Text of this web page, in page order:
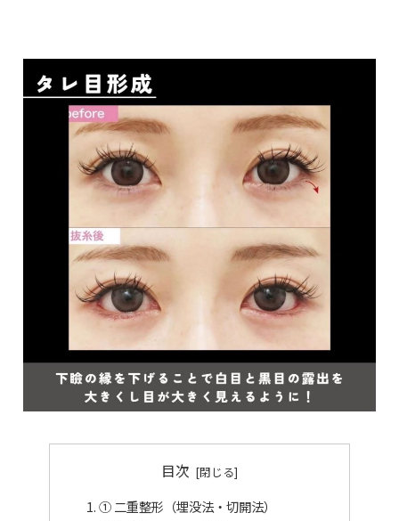
目次
① 二重整形（埋没法・切開法）